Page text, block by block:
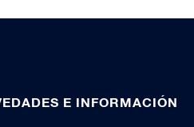
E INFORMACIÓN